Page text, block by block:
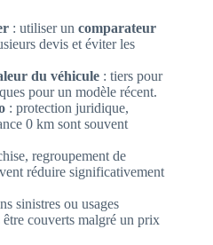
: utiliser un comparateur
devis et éviter les
du véhicule : tiers pour
pour un modèle récent.
: protection juridique,
0 km sont souvent
regroupement de
réduire significativement
sinistres ou usages
couverts malgré un prix